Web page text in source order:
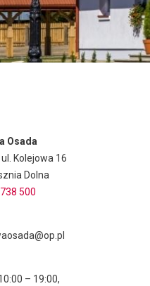
Osada
Kolejowa 16
Dolna
500
– 19:00,